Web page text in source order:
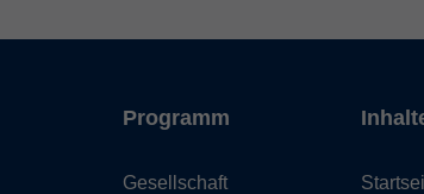
Programm
Gesellschaft